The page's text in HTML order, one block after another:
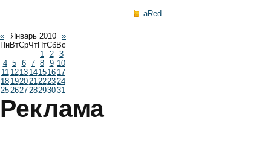
aRed
« Январь 2010
»
ПнВтСрЧтПтСбВс
1 2
3
4 5 6 7 8 9 10
11 1213 141516 17
18 192021222324
25262728293031
Реклама